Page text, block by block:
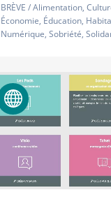
BRÈVE /Alimentation,
Économie, Éducation,
Numérique, Sobriété,
Numérique éthique